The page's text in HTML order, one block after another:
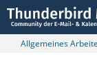
Allgemeines